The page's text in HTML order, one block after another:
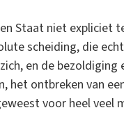
Staat niet expliciet
scheiding, die
en de
het ontbreken van
voor heel veel